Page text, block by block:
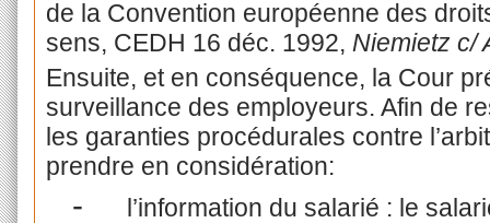
de la Convention européenne des
sens, CEDH 16 déc. 1992, Niemietz c/
Ensuite, et en conséquence, la Cour
surveillance des employeurs. Afin de
les garanties procédurales contre
prendre en considération:
-
l’information du salarié : le